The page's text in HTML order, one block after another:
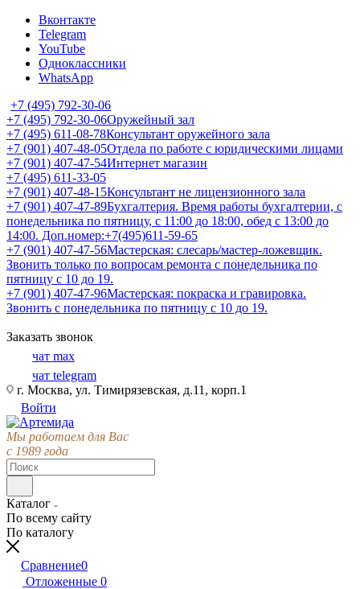
Вконтакте
Telegram
YouTube
Одноклассники
WhatsApp
+7 (495) 792-30-06
+7 (495) 792-30-06Оружейный зал
+7 (495) 611-08-78Консультант оружейного зала
+7 (901) 407-48-05Отдела по работе с юридическими лицами
+7 (901) 407-47-54Интернет магазин
+7 (495) 611-33-05
+7 (901) 407-48-15Консультант не лицензионного зала
+7 (901) 407-47-89Бухгалтерия. Время работы бухгалтерии, с
понедельника по пятницу, с 11:00 до 18:00, обед с 13:00 до
14:00. Доп.номер:+7(495)611-59-65
+7 (901) 407-47-56Мастерская: слесарь/мастер-ложевщик.
Звонить только по вопросам ремонта с понедельника по
пятницу с 10 до 19.
+7 (901) 407-47-96Мастерская: покраска и гравировка.
Звонить с понедельника по пятницу с 10 до 19.
Заказать звонок
чат max
чат telegram
г. Москва, ул. Тимирязевская, д.11, корп.1
Войти
Мы работаем для Вас
с 1989 года
Каталог
По всему сайту
По каталогу
Сравнение0
Отложенные 0